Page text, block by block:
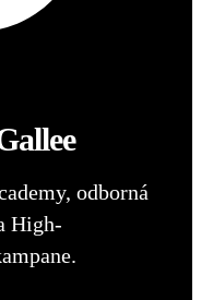
odborná
High-